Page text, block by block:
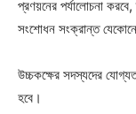
প্রণয়নের পর্যালোচনা
সংশোধন সংক্রান্ত যেকোনো
উচ্চকক্ষের সদস্যদের
হবে।